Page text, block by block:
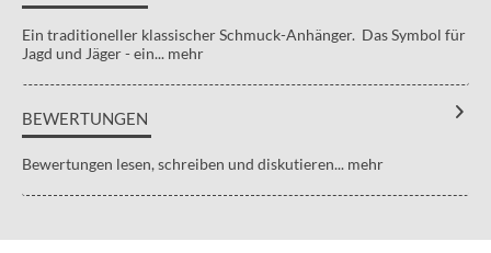
Ein traditioneller klassischer Schmuck-Anhänger. Das Symbol für
Jagd und Jäger - ein... mehr
BEWERTUNGEN
Bewertungen lesen, schreiben und diskutieren... mehr